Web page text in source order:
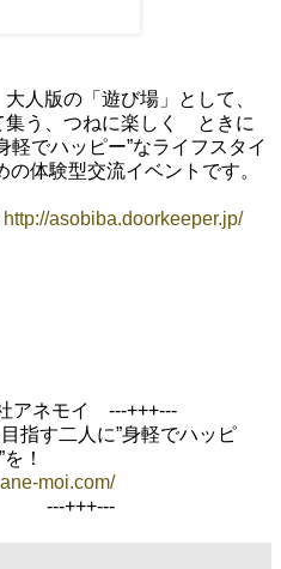
人版の「遊び場」として、
集う、つねに楽しく ときに
でハッピー”なライフスタイ
の体験型交流イベントです。
http://asobiba.doorkeeper.jp/
アネモイ ---+++---
指す二人に”身軽でハッピ
を！
moi.com/